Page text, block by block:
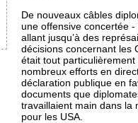
De nouveaux câbles
une offensive concertée
allant jusqu’à des
décisions concernant les
était tout
nombreux efforts en
déclaration publique en
documents que
travaillaient main dans la
pour les USA.